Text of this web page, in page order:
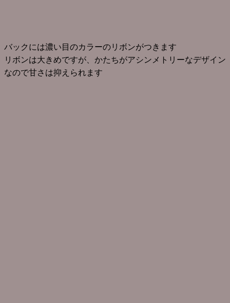
バックには濃い目のカラーのリボンがつきます
リボンは大きめですが、かたちがアシンメトリーなデザイン
なので甘さは抑えられます